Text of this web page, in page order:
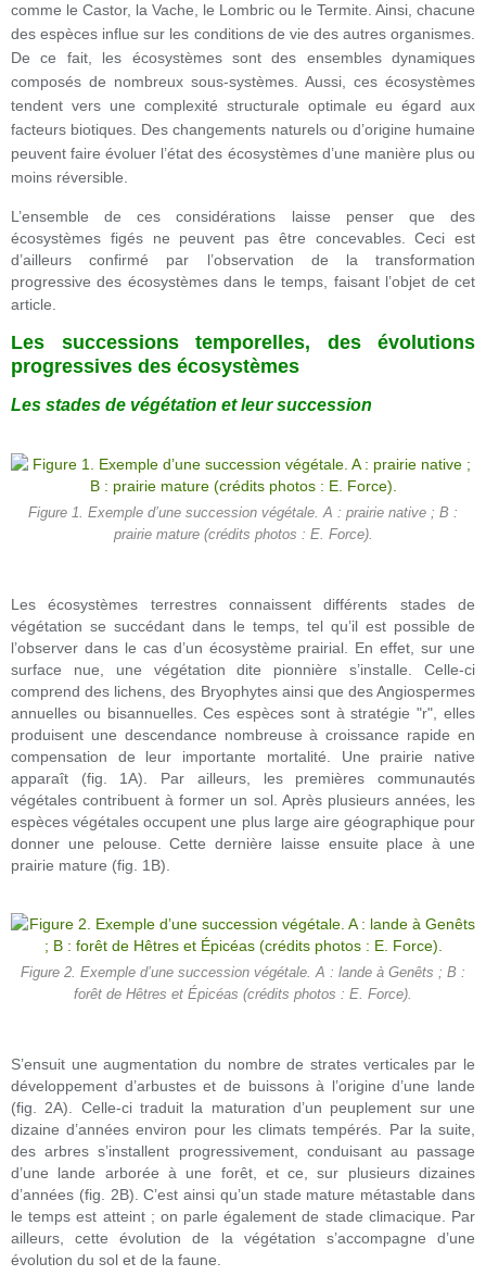
comme le Castor, la Vache, le Lombric ou le Termite. Ainsi, chacune
des espèces influe sur les conditions de vie des autres organismes.
De ce fait, les écosystèmes sont des ensembles dynamiques
composés de nombreux sous-systèmes. Aussi, ces écosystèmes
tendent vers une complexité structurale optimale eu égard aux
facteurs biotiques. Des changements naturels ou d’origine humaine
peuvent faire évoluer l’état des écosystèmes d’une manière plus ou
moins réversible.
L’ensemble de ces considérations laisse penser que des
écosystèmes figés ne peuvent pas être concevables. Ceci est
d’ailleurs confirmé par l’observation de la transformation
progressive des écosystèmes dans le temps, faisant l’objet de cet
article.
Les successions temporelles, des évolutions
progressives des écosystèmes
Les stades de végétation et leur succession
Figure 1. Exemple d’une succession végétale. A : prairie native ; B :
prairie mature (crédits photos : E. Force).
Les écosystèmes terrestres connaissent différents stades de
végétation se succédant dans le temps, tel qu’il est possible de
l’observer dans le cas d’un écosystème prairial. En effet, sur une
surface nue, une végétation dite pionnière s’installe. Celle-ci
comprend des lichens, des Bryophytes ainsi que des Angiospermes
annuelles ou bisannuelles. Ces espèces sont à stratégie "r", elles
produisent une descendance nombreuse à croissance rapide en
compensation de leur importante mortalité. Une prairie native
apparaît (fig. 1A). Par ailleurs, les premières communautés
végétales contribuent à former un sol. Après plusieurs années, les
espèces végétales occupent une plus large aire géographique pour
donner une pelouse. Cette dernière laisse ensuite place à une
prairie mature (fig. 1B).
Figure 2. Exemple d’une succession végétale. A : lande à Genêts ; B :
forêt de Hêtres et Épicéas (crédits photos : E. Force).
S’ensuit une augmentation du nombre de strates verticales par le
développement d’arbustes et de buissons à l’origine d’une lande
(fig. 2A). Celle-ci traduit la maturation d’un peuplement sur une
dizaine d’années environ pour les climats tempérés. Par la suite,
des arbres s’installent progressivement, conduisant au passage
d’une lande arborée à une forêt, et ce, sur plusieurs dizaines
d’années (fig. 2B). C’est ainsi qu’un stade mature métastable dans
le temps est atteint ; on parle également de stade climacique. Par
ailleurs, cette évolution de la végétation s’accompagne d’une
évolution du sol et de la faune.